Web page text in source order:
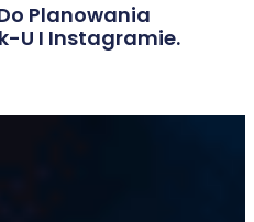
Planowania
U I Instagramie.